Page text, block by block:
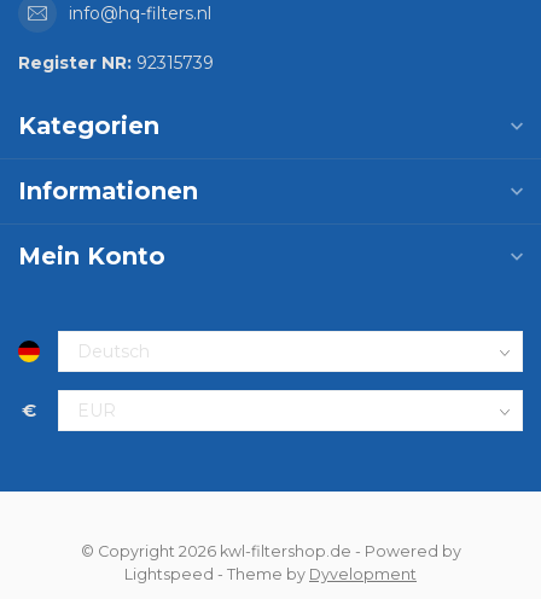
info@hq-filters.nl
Register NR: 92315739
Kategorien
Informationen
Mein Konto
€
© Copyright 2026 kwl-filtershop.de - Powered by
Lightspeed - Theme by Dyvelopment